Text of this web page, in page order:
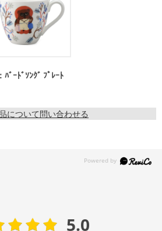
ﾞｰﾄﾞｿﾝｸﾞ ﾌﾟﾚｰﾄ
について問い合わせる
5.0